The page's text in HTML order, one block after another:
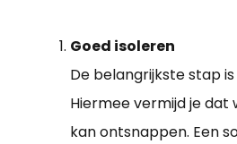
Goed isoleren
De belangrijkste stap
Hiermee vermijd je
kan ontsnappen. Een